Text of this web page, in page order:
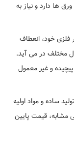
ها دارد و نیاز به
فلزی خود، انعطاف
مختلف در می آید.
و غیر معمول
ساده و مواد اولیه
مشابه، قیمت پایین